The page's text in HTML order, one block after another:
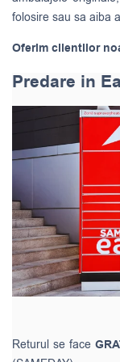
folosire sau sa aiba
Oferim clientilor
Predare in
Returul se face